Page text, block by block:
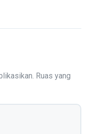
Ruas yang